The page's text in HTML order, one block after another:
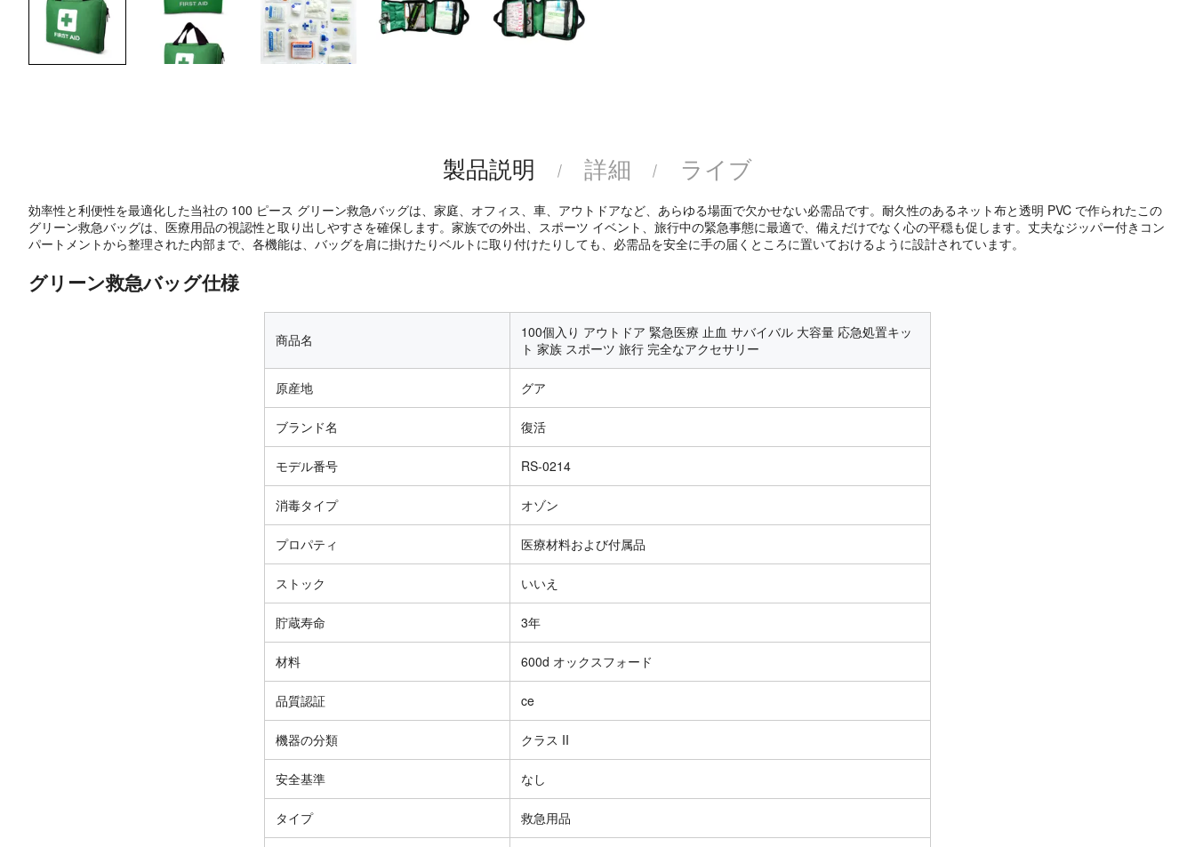
製品説明 詳細 ライブ
効率性と利便性を最適化した当社の 100 ピース グリーン救急バッグは、家庭、オフィス、車、アウトドアなど、あらゆる場面で欠かせない必需品です。耐久性のあるネット布と透明 PVC で作られたこの
グリーン救急バッグは、医療用品の視認性と取り出しやすさを確保します。家族での外出、スポーツ イベント、旅行中の緊急事態に最適で、備えだけでなく心の平穏も促します。丈夫なジッパー付きコン
パートメントから整理された内部まで、各機能は、バッグを肩に掛けたりベルトに取り付けたりしても、必需品を安全に手の届くところに置いておけるように設計されています。
グリーン救急バッグ仕様
商品名
100個入り アウトドア 緊急医療 止血 サバイバル 大容量 応急処置キッ
ト 家族 スポーツ 旅行 完全なアクセサリー
原産地 グア
ブランド名 復活
モデル番号 RS-0214
消毒タイプ オゾン
プロパティ 医療材料および付属品
ストック いいえ
貯蔵寿命 3年
材料 600d オックスフォード
品質認証 ce
機器の分類 クラス II
安全基準 なし
タイプ 救急用品